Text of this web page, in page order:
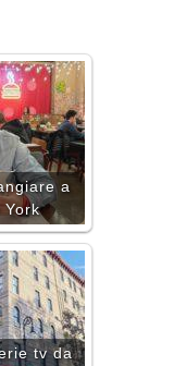
a
York
tv da